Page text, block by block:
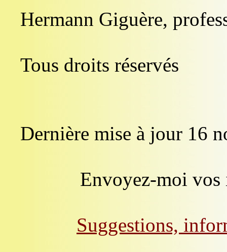
Hermann Giguère,
Tous droits réservés
Dernière mise à jour 16
Envoyez-moi vos
Suggestions,